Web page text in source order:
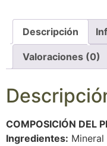
Descripción
Valoraciones (0)
COMPOSICIÓN DEL
Ingredientes: